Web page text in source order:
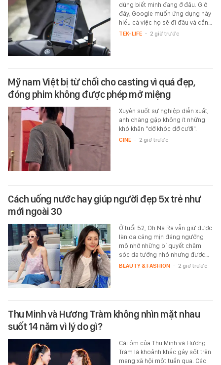
dùng biết mình đang ở đâu. Giờ
đây, Google muốn ứng dụng này
hiểu cả việc họ sẽ đi đâu và cần…
TEK-LIFE - 2 giờ trước
Mỹ nam Việt bị từ chối cho casting vì quá đẹp,
đóng phim không được phép mở miệng
Xuyên suốt sự nghiệp diễn xuất,
anh chàng gặp không ít những
khó khăn "dở khóc dở cười".
CINE - 2 giờ trước
Cách uống nước hay giúp người đẹp 5x trẻ như
mới ngoài 30
Ở tuổi 52, Oh Na Ra vẫn giữ được
làn da căng mịn đáng ngưỡng
mộ nhờ những bí quyết chăm
sóc da tưởng nhỏ nhưng được…
BEAUTY & FASHION - 2 giờ trước
Thu Minh và Hương Tràm không nhìn mặt nhau
suốt 14 năm vì lý do gì?
Cái ôm của Thu Minh và Hương
Tràm là khoảnh khắc gây sốt trên
mạng xã hội một tuần qua. Các